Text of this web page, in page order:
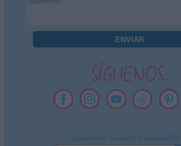
SÍGUENOS:
Suscríbete a nuestra newsletter